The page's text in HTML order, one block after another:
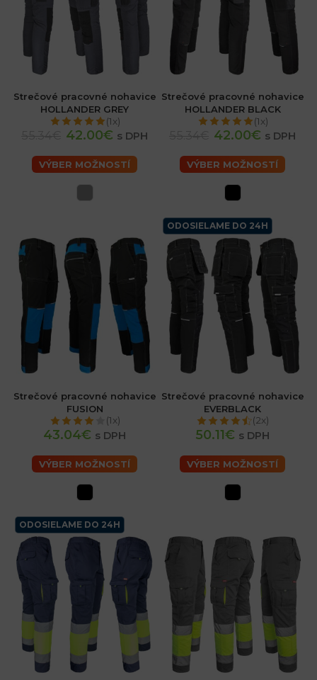
Strečové pracovné nohavice
HOLLANDER GREY
(1x)
42.00€ s DPH
VÝBER MOŽNOSTÍ
Strečové pracovné nohavice
HOLLANDER BLACK
(1x)
42.00€ s DPH
VÝBER MOŽNOSTÍ
Strečové pracovné nohavice
FUSION
(1x)
43.04€ s DPH
VÝBER MOŽNOSTÍ
ODOSIELAME DO 24H
Strečové pracovné nohavice
EVERBLACK
(2x)
50.11€ s DPH
VÝBER MOŽNOSTÍ
ODOSIELAME DO 24H